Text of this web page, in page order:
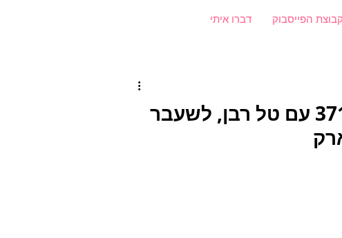
דברו איתי קבוצת הפייסבוק
אשתו של המנכ״ל אהבה- פרק 371 עם טל רבן, לשעבר